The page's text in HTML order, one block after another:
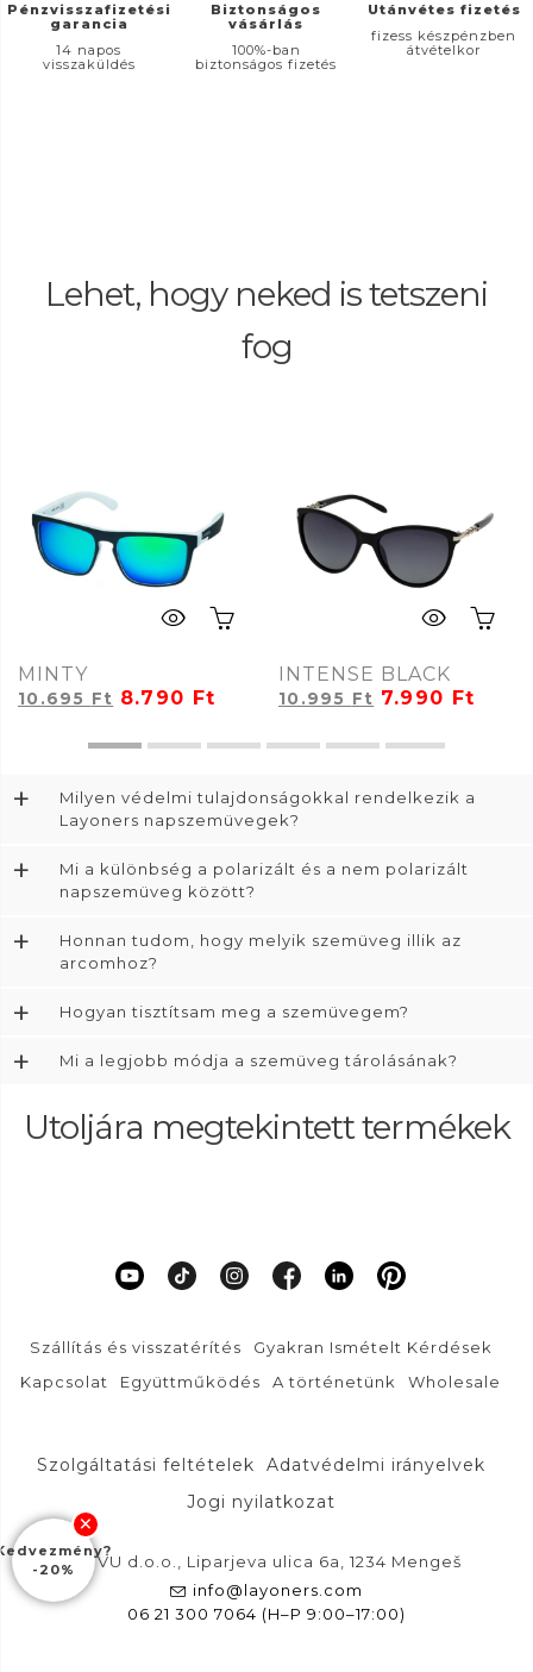
Pénzvisszafizetési
garancia
14 napos
visszaküldés
Biztonságos
vásárlás
100%-ban
biztonságos fizetés
Utánvétes fizetés
fizess készpénzben
átvételkor
Lehet, hogy neked is tetszeni
fog
MINTY
10.695 Ft 8.790 Ft
INTENSE BLACK
10.995 Ft 7.990 Ft
+
Milyen védelmi tulajdonságokkal rendelkezik a
Layoners napszemüvegek?
+
Mi a különbség a polarizált és a nem polarizált
napszemüveg között?
+
Honnan tudom, hogy melyik szemüveg illik az
arcomhoz?
+ Hogyan tisztítsam meg a szemüvegem?
+ Mi a legjobb módja a szemüveg tárolásának?
Utoljára megtekintett termékek
Szállítás és visszatérítés
Gyakran Ismételt Kérdések
Kapcsolat
Együttműködés A történetünk Wholesale
Szolgáltatási feltételek
Adatvédelmi irányelvek
Jogi nyilatkozat
DFVU d.o.o., Liparjeva ulica 6a, 1234 Mengeš
info@layoners.com
06 21 300 7064 (H–P 9:00–17:00)
-20%